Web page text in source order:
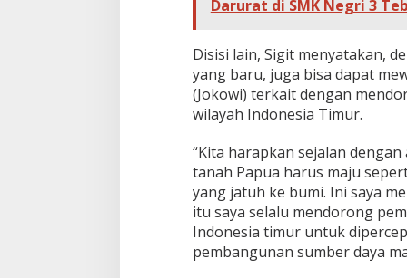
Darurat di SMK Negri 3
Disisi lain, Sigit menyatakan,
yang baru, juga bisa dapat
(Jokowi) terkait dengan
wilayah Indonesia Timur.
“Kita harapkan sejalan
tanah Papua harus maju
yang jatuh ke bumi. Ini saya
itu saya selalu mendorong
Indonesia timur untuk
pembangunan sumber daya